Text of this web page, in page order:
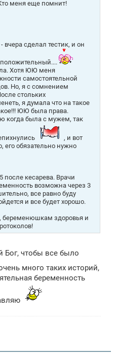
меня еще помнит!
сделал тестик, и он
Хотя ЮЮ меня
самостоятельной
Но, я с сомнением
стольких
я думала что на такое
ЮЮ была права.
когда была с мужем, так
, и вот
его обязательно нужно
после кесарева. Врачи
возможна через 3
все равно буду
и все будет хорошо.
беременюшкам здоровья и
Бог, чтобы все было
много таких историй,
беременность